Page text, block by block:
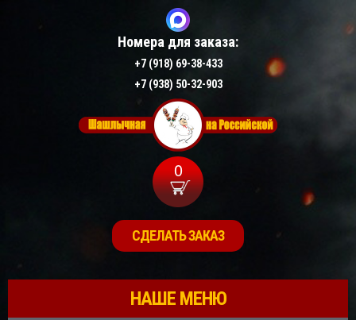
Номера для заказа:
+7 (918) 69-38-433
+7 (938) 50-32-903
0
СДЕЛАТЬ ЗАКАЗ
НАШЕ МЕНЮ